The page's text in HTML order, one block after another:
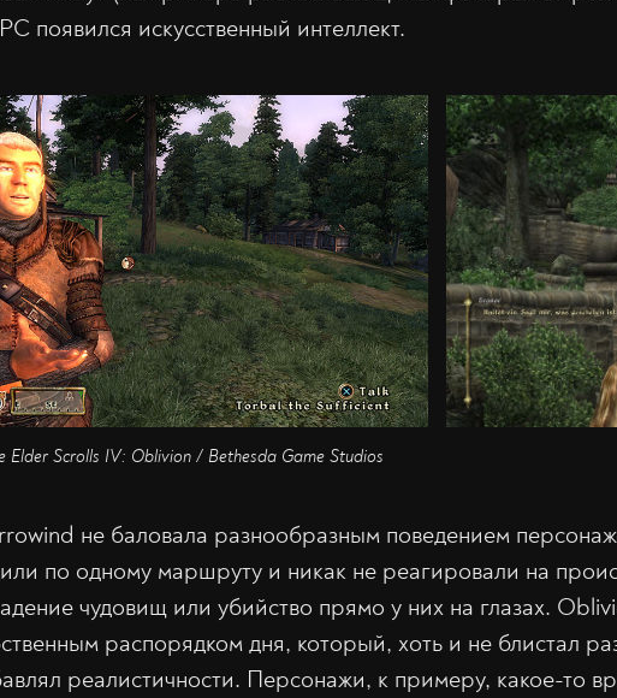
появился искусственный интеллект.
Elder Scrolls IV: Oblivion / Bethesda Game Studios
не баловала разнообразным поведением
по одному маршруту и никак не реагировали на
чудовищ или убийство прямо у них на глазах.
распорядком дня, который, хоть и не блистал
реалистичности. Персонажи, к примеру, какое-то